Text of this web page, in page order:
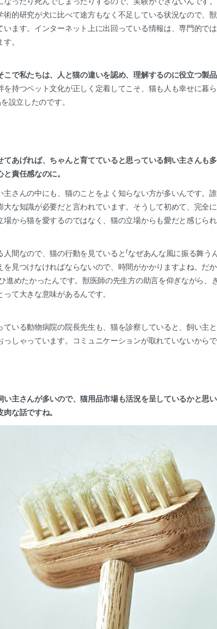
術的研究が犬に比べて途方もなく不足している状況なので、
います。インターネット上に出回っている情報は、専門的で
。
こで私たちは、人と猫の違いを認め、理解するのに役立つ製
を持つペット文化が正しく定着してこそ、猫も人も幸せに暮
設立したのです。
てあげれば、ちゃんと育てていると思っている飼い主さんも
責任感なのに。
主さんの中にも、猫のことをよく知らない方が多いんです。
大な知識が必要だと言われています。そうして初めて、完全
場から猫を愛するのではなく、猫の立場からも愛だと感じら
間なので、猫の行動を見ていると「なぜあんな風に振る舞う
見つけなければならないので、時間がかかりますよね。だか
進めたかったんです。獣医師の先生方の助言を仰ぎながら、
て大きな意味があるんです。
ている動物病院の院長先生も、猫を診察していると、飼い主
っしゃっています。コミュニケーションが取れていないから
い主さんが多いので、猫用品市場も活況を呈しているかと思
な話ですね。